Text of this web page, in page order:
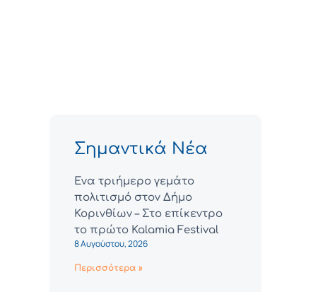
Σημαντικά Νέα
Ένα τριήμερο γεμάτο
πολιτισμό στον Δήμο
Κορινθίων – Στο επίκεντρο
το πρώτο Kalamia Festival
8 Αυγούστου, 2026
Περισσότερα »